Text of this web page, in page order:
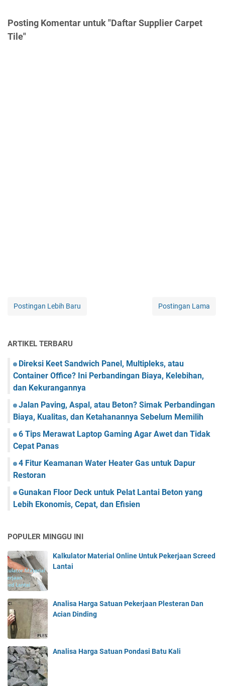
Posting Komentar untuk "Daftar Supplier Carpet
Tile"
Postingan Lebih Baru Postingan Lama
ARTIKEL TERBARU
Direksi Keet Sandwich Panel, Multipleks, atau
Container Office? Ini Perbandingan Biaya, Kelebihan,
dan Kekurangannya
Jalan Paving, Aspal, atau Beton? Simak Perbandingan
Biaya, Kualitas, dan Ketahanannya Sebelum Memilih
6 Tips Merawat Laptop Gaming Agar Awet dan Tidak
Cepat Panas
4 Fitur Keamanan Water Heater Gas untuk Dapur
Restoran
Gunakan Floor Deck untuk Pelat Lantai Beton yang
Lebih Ekonomis, Cepat, dan Efisien
POPULER MINGGU INI
Kalkulator Material Online Untuk Pekerjaan Screed
Lantai
Analisa Harga Satuan Pekerjaan Plesteran Dan
Acian Dinding
Analisa Harga Satuan Pondasi Batu Kali